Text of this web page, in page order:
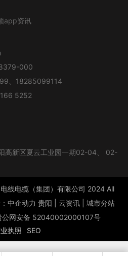
app资讯
000
18285099114
5252
新区夏云工业园一期02-04、 02-
线电缆（集团）有限公司 2024 All
：中企动力 贵阳 |云资讯 |城市分站
公网安备 52040002000107号
执照
SEO